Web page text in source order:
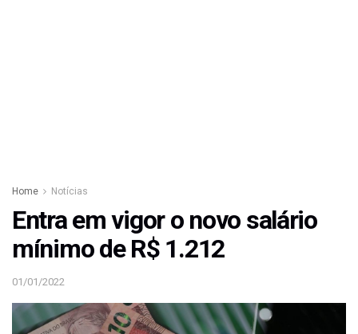
Home Notícias
Entra em vigor o novo salário
mínimo de R$ 1.212
01/01/2022